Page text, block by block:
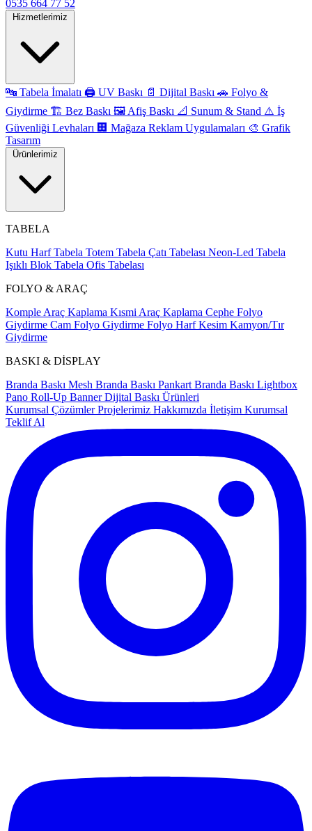
0535 664 77 52
🔤 Tabela İmalatı 🖨️ UV Baskı 📄 Dijital Baskı 🚗 Folyo &
Giydirme 🏗️ Bez Baskı 🖼️ Afiş Baskı 📐 Sunum & Stand ⚠️ İş
Güvenliği Levhaları 🏢 Mağaza Reklam Uygulamaları 🎨 Grafik
Tasarım
TABELA
Kutu Harf Tabela Totem Tabela Çatı Tabelası Neon-Led Tabela
Işıklı Blok Tabela Ofis Tabelası
FOLYO & ARAÇ
Komple Araç Kaplama Kısmi Araç Kaplama Cephe Folyo
Giydirme Cam Folyo Giydirme Folyo Harf Kesim Kamyon/Tır
Giydirme
BASKI & DİSPLAY
Branda Baskı Mesh Branda Baskı Pankart Branda Baskı Lightbox
Pano Roll-Up BannerDijital Baskı Ürünleri
Kurumsal ÇözümlerProjelerimiz Hakkımızda İletişim Kurumsal
Teklif Al